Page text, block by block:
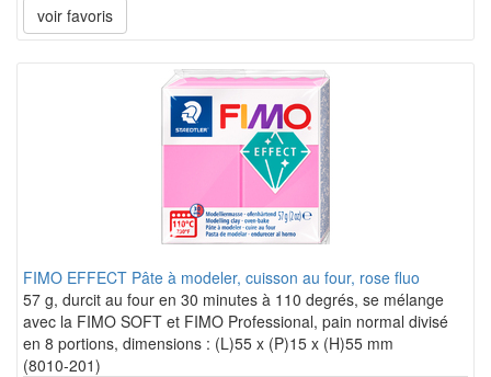
voir favoris
FIMO EFFECT Pâte à modeler, cuisson au four, rose fluo
57 g, durcit au four en 30 minutes à 110 degrés, se mélange
avec la FIMO SOFT et FIMO Professional, pain normal divisé
en 8 portions, dimensions : (L)55 x (P)15 x (H)55 mm
(8010-201)